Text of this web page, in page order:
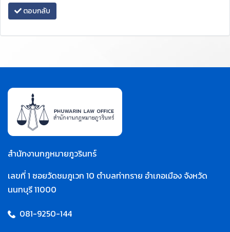
ตอบกลับ
สำนักงานกฎหมายภูวรินทร์
เลขที่ 1 ซอยวัดชมภูเวก 10 ตำบลท่าทราย อำเภอเมือง จังหวัด
นนทบุรี 11000
081-9250-144